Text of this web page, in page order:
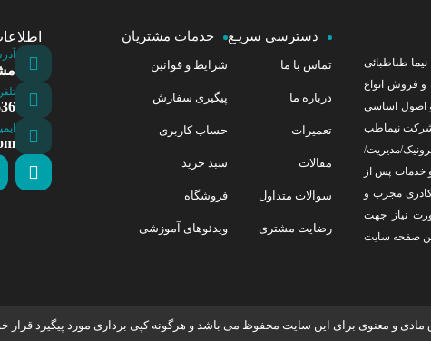
مهندس نیما طباطبائی
و فروش انواع
اصول اساسی
شرکت نیماطب
مدیریت/
فروش و خدمات پس از
مجرب و
نیاز جهت
صفحه سایت
دسترسی سریـع
تماس با ما
درباره ما
تعمیرات
مقالات
سوالات متداول
رضایت مشتری
خدمات مشتریان
شرایط و قوانین
پیگیری سفارش
حساب کاربری
سبد خرید
فروشگاه
ویدئوهای آموزشی
0999
مادی و معنوی برای این سایت محفوظ می باشد و هرگونه کپی برداری مورد پیگیرد قرار